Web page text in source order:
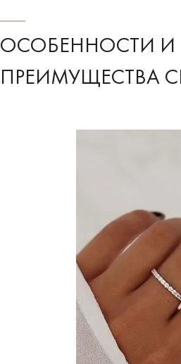
ОСОБЕННОСТИ И
ПРЕИМУЩЕСТВА